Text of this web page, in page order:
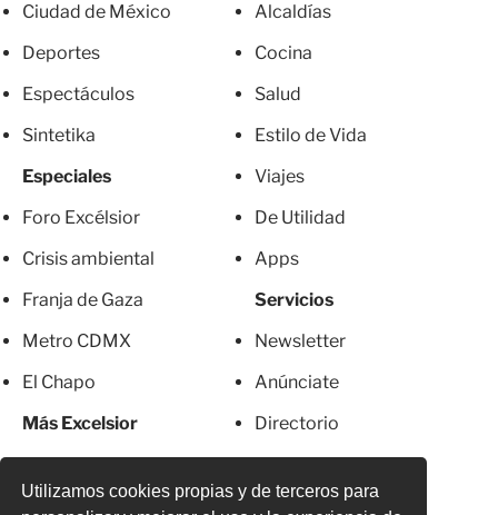
Utilizamos cookies propias y de terceros para
Ciudad de México
Deportes
Espectáculos
Sintetika
Especiales
Foro Excélsior
Crisis ambiental
Franja de Gaza
Metro CDMX
El Chapo
Más Excelsior
Mujeres
Alcaldías
Cocina
Salud
Estilo de Vida
Viajes
De Utilidad
Apps
Servicios
Newsletter
Anúnciate
Directorio
Suscripciones